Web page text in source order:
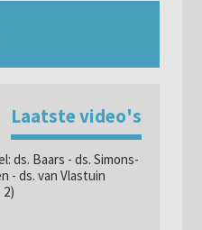
Laatste video's
ds. Baars - ds. Simons-
- ds. van Vlastuin